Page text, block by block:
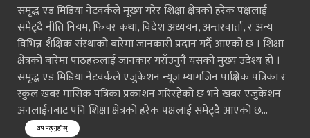
समृद्ध एड मिडिया नेटवर्कले मूख्य गरेर शिक्षा क्षेत्रको हरेक पक्षलाई
समेट्दै नीति नियम, फिचर कथा, विदेश अध्ययन, अन्तरवार्ता, र अन्य
विभिन्न शैक्षिक संस्थाको बारेमा जानकारी प्रदान गर्दै आएको छ । शिक्षा
क्षेत्रको बारेमा पाठहरुलाई जानकार गराँउनुनै यसको मुख्य उदेश्य हो ।
समृद्ध एड मिडिया नेटवर्कले एजुकेशन न्यूज म्यागजिन पाक्षिक पत्रिका र
स्कुल खबर मासिक पत्रिका प्रकाशन गरिरहेको छ भने खबर एजुकेशन
अनलाईनबाट पनि शिक्षा क्षेत्रको हरेक पक्षलाई समेट्दै आएको छ...
थप पढ्नुहोस्